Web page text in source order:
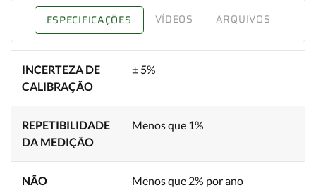
ESPECIFICAÇÕES VÍDEOS ARQUIVOS
INCERTEZA DE
CALIBRAÇÃO
± 5%
REPETIBILIDADE
DA MEDIÇÃO
Menos que 1%
NÃO
Menos que 2% por ano